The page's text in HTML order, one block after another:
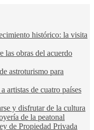
histórico: la visita
las obras del acuerdo
astroturismo para
artistas de cuatro países
y disfrutar de la cultura
de la peatonal
de Propiedad Privada